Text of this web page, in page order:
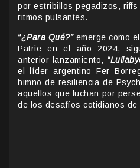
por estribillos pegadizos,
ritmos pulsantes.
“¿Para Qué?”emerge como
Patrie en el año 2024,
anterior lanzamiento,
el líder argentino Fer
himno de resiliencia de
aquellos que luchan por
de los desafíos cotidianos de